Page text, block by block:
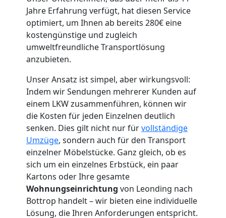
Jahre Erfahrung verfügt, hat diesen Service
optimiert, um Ihnen ab bereits 280€ eine
kostengünstige und zugleich
umweltfreundliche Transportlösung
anzubieten.
Unser Ansatz ist simpel, aber wirkungsvoll:
Indem wir Sendungen mehrerer Kunden auf
einem LKW zusammenführen, können wir
die Kosten für jeden Einzelnen deutlich
senken. Dies gilt nicht nur fürvollständige
Umzüge, sondern auch für den Transport
einzelner Möbelstücke. Ganz gleich, ob es
sich um ein einzelnes Erbstück, ein paar
Kartons oder Ihre gesamte
Wohnungseinrichtung von Leonding nach
Bottrop handelt – wir bieten eine individuelle
Lösung, die Ihren Anforderungen entspricht.
Umzugshelfer
Leonding
Möbeltaxi
Leonding
Kleintransport
Leonding